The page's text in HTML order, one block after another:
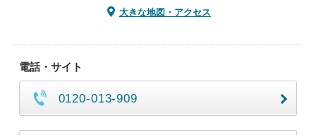
大きな地図・アクセス
電話・サイト
0120-013-909